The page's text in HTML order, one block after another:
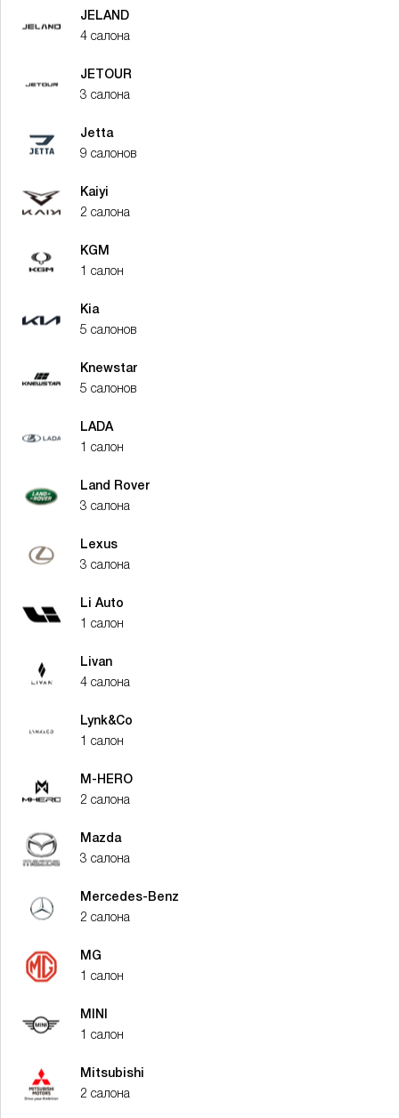
JELAND
4 салона
JETOUR
3 салона
Jetta
9 салонов
Kaiyi
2 салона
KGM
1 салон
Kia
5 салонов
Knewstar
5 салонов
LADA
1 салон
Land Rover
3 салона
Lexus
3 салона
Li Auto
1 салон
Livan
4 салона
Lynk&Co
1 салон
M-HERO
2 салона
Mazda
3 салона
Mercedes-Benz
2 салона
MG
1 салон
MINI
1 салон
Mitsubishi
2 салона